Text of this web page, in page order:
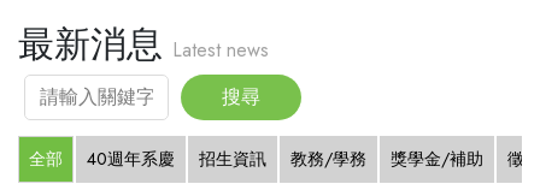
最新消息 Latest news
全部 40週年系慶 招生資訊 教務/學務 獎學金/補助 徵